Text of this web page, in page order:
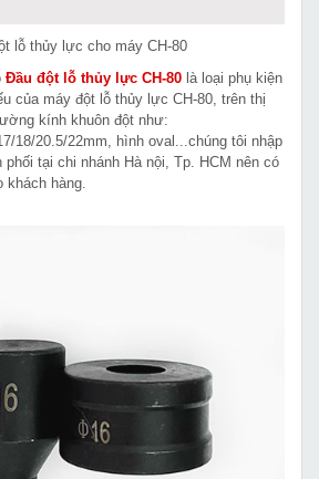
lỗ thủy lực cho máy CH-80
Đầu đột lỗ thủy lực CH-80 là loại phụ kiện
của máy đột lỗ thủy lực CH-80, trên thị
kính khuôn đột như:
18/20.5/22mm, hình oval...chúng tôi nhập
phối tại chi nhánh Hà nội, Tp. HCM nên có
khách hàng.